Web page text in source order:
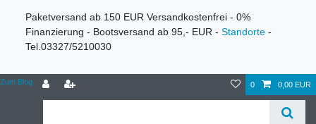
Paketversand ab 150 EUR Versandkostenfrei - 0%
Finanzierung - Bootsversand ab 95,- EUR - Standorte -
Tel.03327/5210030
Zum Blog 0 0,00 EUR